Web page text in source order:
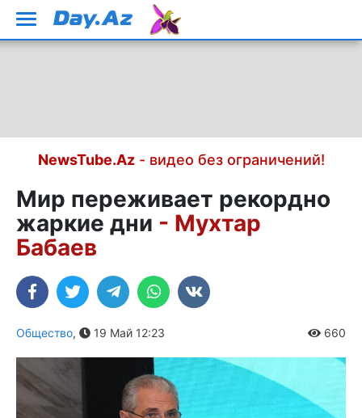
NewsTube.Az- видео без ограничений!
Мир переживает рекордно
жаркие дни - Мухтар
Бабаев
Общество, 19 Май 12:23 660